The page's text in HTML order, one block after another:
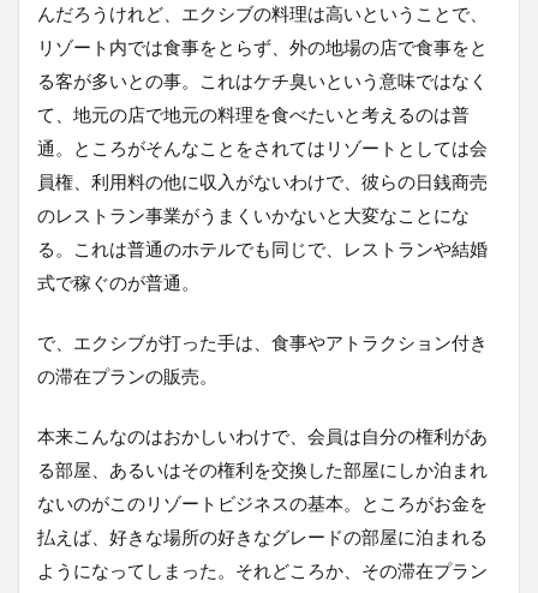
んだろうけれど、エクシブの料理は高いということで、
リゾート内では食事をとらず、外の地場の店で食事をと
る客が多いとの事。これはケチ臭いという意味ではなく
て、地元の店で地元の料理を食べたいと考えるのは普
通。ところがそんなことをされてはリゾートとしては会
員権、利用料の他に収入がないわけで、彼らの日銭商売
のレストラン事業がうまくいかないと大変なことにな
る。これは普通のホテルでも同じで、レストランや結婚
式で稼ぐのが普通。
で、エクシブが打った手は、食事やアトラクション付き
の滞在プランの販売。
本来こんなのはおかしいわけで、会員は自分の権利があ
る部屋、あるいはその権利を交換した部屋にしか泊まれ
ないのがこのリゾートビジネスの基本。ところがお金を
払えば、好きな場所の好きなグレードの部屋に泊まれる
ようになってしまった。それどころか、その滞在プラン